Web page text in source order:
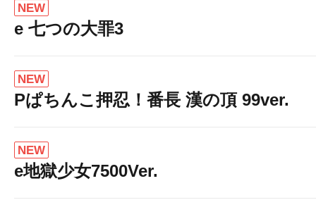
NEW
e 七つの大罪3
NEW
Pぱちんこ押忍！番長 漢の頂 99ver.
NEW
e地獄少女7500Ver.